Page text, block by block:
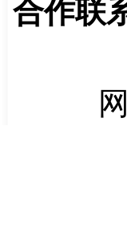
合作联